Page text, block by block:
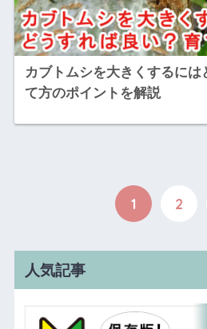
カブトムシを大きくするに
て方のポイントを解説
1 2
人気記事